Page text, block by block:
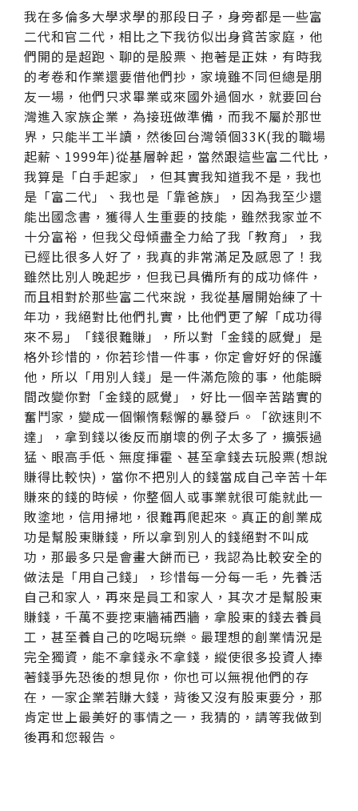
我在多倫多大學求學的那段日子，身旁都是一些富
二代和官二代，相比之下我彷似出身貧苦家庭，他
們開的是超跑、聊的是股票、抱著是正妹，有時我
的考卷和作業還要借他們抄，家境雖不同但總是朋
友一場，他們只求畢業或來國外過個水，就要回台
灣進入家族企業，為接班做準備，而我不屬於那世
界，只能半工半讀，然後回台灣領個33K(我的職場
起薪、1999年)從基層幹起，當然跟這些富二代比，
我算是「白手起家」，但其實我知道我不是，我也
是「富二代」、我也是「靠爸族」，因為我至少還
能出國念書，獲得人生重要的技能，雖然我家並不
十分富裕，但我父母傾盡全力給了我「教育」，我
已經比很多人好了，我真的非常滿足及感恩了！我
雖然比別人晚起步，但我已具備所有的成功條件，
而且相對於那些富二代來說，我從基層開始練了十
年功，我絕對比他們扎實，比他們更了解「成功得
來不易」「錢很難賺」，所以對「金錢的感覺」是
格外珍惜的，你若珍惜一件事，你定會好好的保護
他，所以「用別人錢」是一件滿危險的事，他能瞬
間改變你對「金錢的感覺」，好比一個辛苦踏實的
奮鬥家，變成一個懶惰鬆懈的暴發戶。「欲速則不
達」，拿到錢以後反而崩壞的例子太多了，擴張過
猛、眼高手低、無度揮霍、甚至拿錢去玩股票(想說
賺得比較快)，當你不把別人的錢當成自己辛苦十年
賺來的錢的時候，你整個人或事業就很可能就此一
敗塗地，信用掃地，很難再爬起來。真正的創業成
功是幫股東賺錢，所以拿到別人的錢絕對不叫成
功，那最多只是會畫大餅而已，我認為比較安全的
做法是「用自己錢」，珍惜每一分每一毛，先養活
自己和家人，再來是員工和家人，其次才是幫股東
賺錢，千萬不要挖東牆補西牆，拿股東的錢去養員
工，甚至養自己的吃喝玩樂。最理想的創業情況是
完全獨資，能不拿錢永不拿錢，縱使很多投資人捧
著錢爭先恐後的想見你，你也可以無視他們的存
在，一家企業若賺大錢，背後又沒有股東要分，那
肯定世上最美好的事情之一，我猜的，請等我做到
後再和您報告。